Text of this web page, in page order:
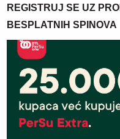
REGISTRUJ SE UZ
BESPLATNIH SPINOVA